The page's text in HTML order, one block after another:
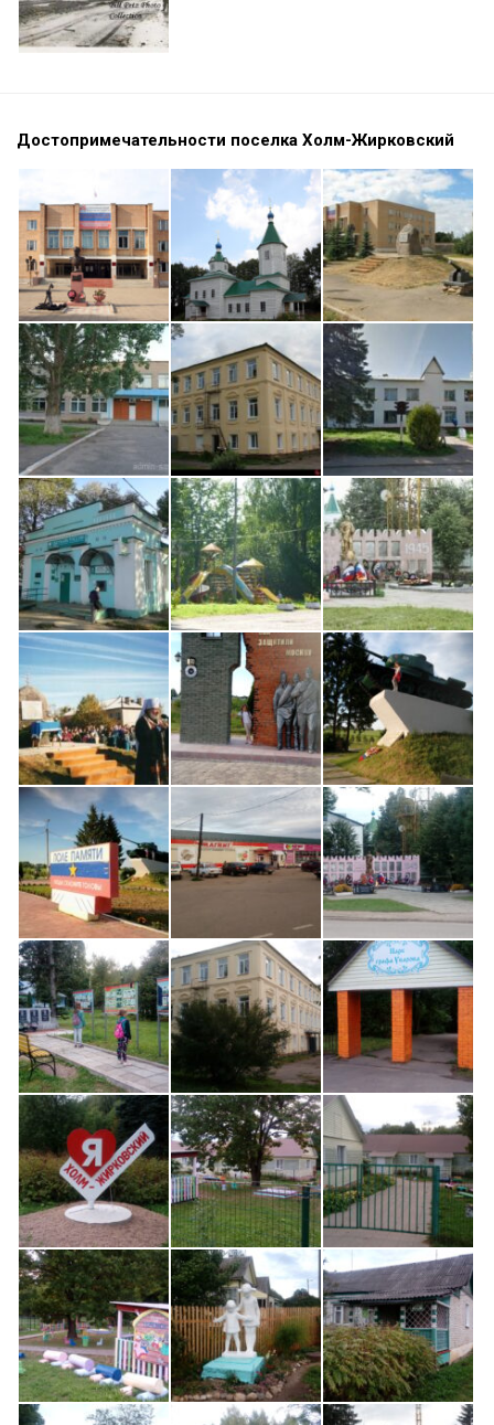
Достопримечательности поселка Холм-Жирковский